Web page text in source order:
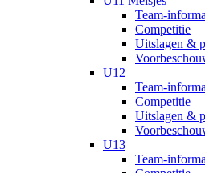
Team-
Competitie
Uitslagen &
U12
Team-
Competitie
Uitslagen &
U13
Team-